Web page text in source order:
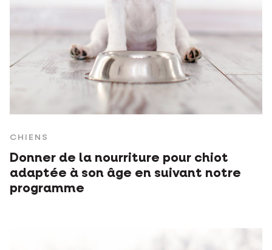
CHIENS
Donner de la nourriture pour chiot
adaptée à son âge en suivant notre
programme